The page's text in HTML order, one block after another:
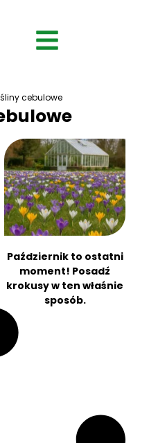
cebulowe
Październik to ostatni
moment! Posadź
krokusy w ten właśnie
sposób.